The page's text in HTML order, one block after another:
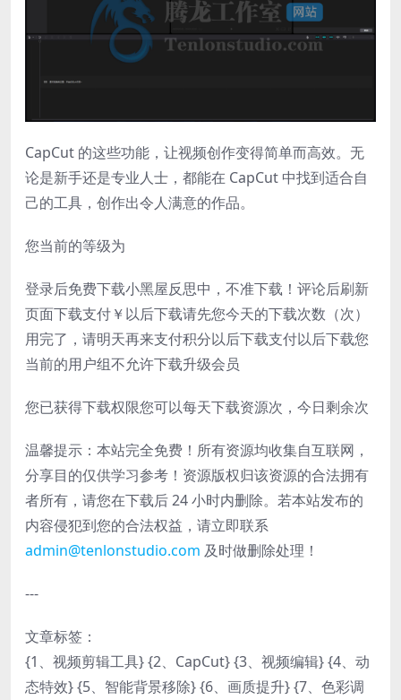
CapCut 的这些功能，让视频创作变得简单而高效。无
论是新手还是专业人士，都能在 CapCut 中找到适合自
己的工具，创作出令人满意的作品。
您当前的等级为
登录后免费下载小黑屋反思中，不准下载！评论后刷新
页面下载支付￥以后下载请先您今天的下载次数（次）
用完了，请明天再来支付积分以后下载支付以后下载您
当前的用户组不允许下载升级会员
您已获得下载权限您可以每天下载资源次，今日剩余次
温馨提示：本站完全免费！所有资源均收集自互联网，
分享目的仅供学习参考！资源版权归该资源的合法拥有
者所有，请您在下载后 24 小时内删除。若本站发布的
内容侵犯到您的合法权益，请立即联系
admin@tenlonstudio.com 及时做删除处理！
---
文章标签：
{1、视频剪辑工具} {2、CapCut} {3、视频编辑} {4、动
态特效} {5、智能背景移除} {6、画质提升} {7、色彩调